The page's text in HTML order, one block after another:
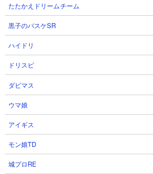
４．密林の異変Ⅲ 牙研ぐ死海魚 ド
ロンを使った無課金編成攻略
【出撃メンバー】
たたかえドリームチーム
黒子のバスケSR
ハイドリ
ドリスピ
ダビマス
ウマ娘
アイギス
モン娘TD
城プロRE